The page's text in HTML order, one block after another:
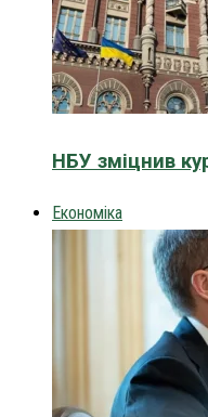
НБУ зміцнив
Економіка